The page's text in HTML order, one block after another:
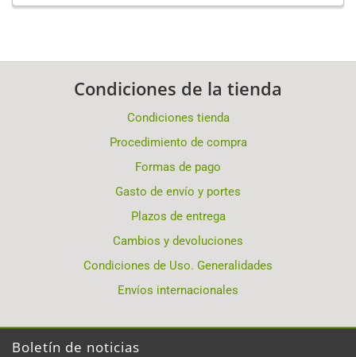
Condiciones de la tienda
Condiciones tienda
Procedimiento de compra
Formas de pago
Gasto de envío y portes
Plazos de entrega
Cambios y devoluciones
Condiciones de Uso. Generalidades
Envíos internacionales
Boletín de noticias